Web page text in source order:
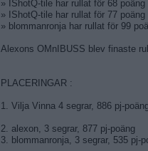
» IShotQ-tile har rullat för 68
» IShotQ-tile har rullat för 77
» blommanronja har rullat för 99
Alexons OMnIBUSS blev finaste
PLACERINGAR :
1. Vilja Vinna 4 segrar, 886 pj-
2. alexon, 3 segrar, 877 pj-poäng
3. blommanronja, 3 segrar, 535 pj-